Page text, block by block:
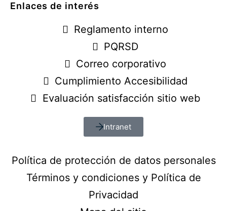
Enlaces de interés
Reglamento interno
PQRSD
Correo corporativo
Cumplimiento Accesibilidad
Evaluación satisfacción sitio web
Intranet
Política de protección de datos personales
Términos y condiciones y Política de
Privacidad